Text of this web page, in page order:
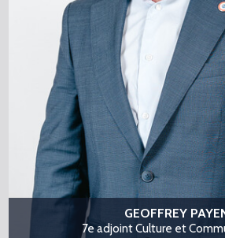
GEOFFREY
7e adjoint Culture et